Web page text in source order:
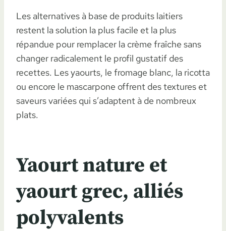
Les alternatives à base de produits laitiers
restent la solution la plus facile et la plus
répandue pour remplacer la crème fraîche sans
changer radicalement le profil gustatif des
recettes. Les yaourts, le fromage blanc, la ricotta
ou encore le mascarpone offrent des textures et
saveurs variées qui s’adaptent à de nombreux
plats.
Yaourt nature et
yaourt grec, alliés
polyvalents